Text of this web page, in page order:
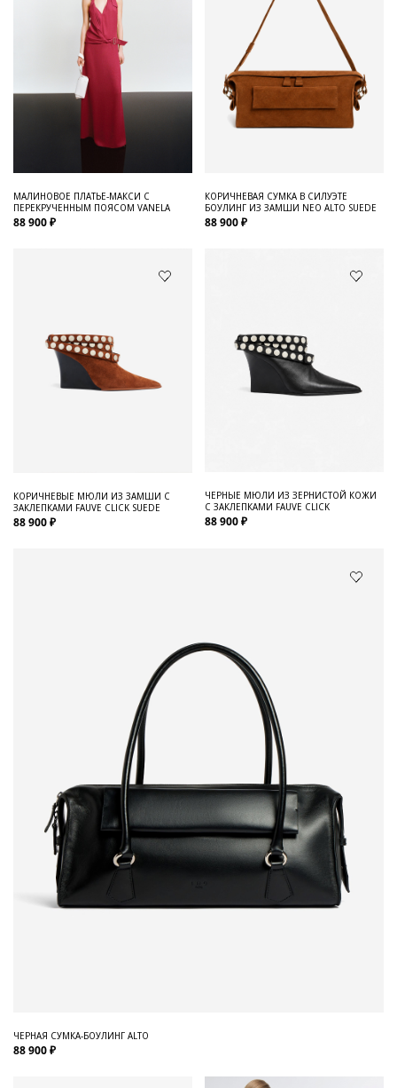
МАЛИНОВОЕ ПЛАТЬЕ-МАКСИ С
ПЕРЕКРУЧЕННЫМ ПОЯСОМ VANELA
88 900 ₽
КОРИЧНЕВАЯ СУМКА В СИЛУЭТЕ
БОУЛИНГ ИЗ ЗАМШИ NEO ALTO SUEDE
88 900 ₽
КОРИЧНЕВЫЕ МЮЛИ ИЗ ЗАМШИ С
ЗАКЛЕПКАМИ FAUVE CLICK SUEDE
88 900 ₽
ЧЕРНЫЕ МЮЛИ ИЗ ЗЕРНИСТОЙ КОЖИ
С ЗАКЛЕПКАМИ FAUVE CLICK
88 900 ₽
ЧЕРНАЯ СУМКА-БОУЛИНГ ALTO
88 900 ₽